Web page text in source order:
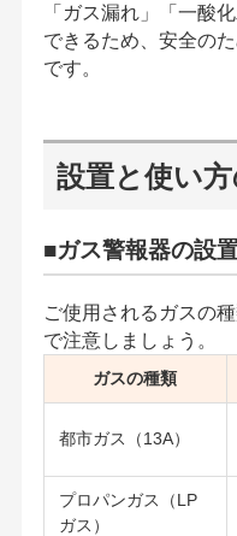
「ガス漏れ」「一酸
できるため、安全の
です。
設置と使い
■ガス警報器の設
ご使用されるガスの
で注意しましょう。
ガスの種類
都市ガス（13A）
プロパンガス（LP
ガス）